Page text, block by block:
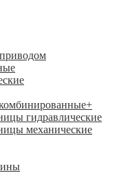
+
гидравлические
механические